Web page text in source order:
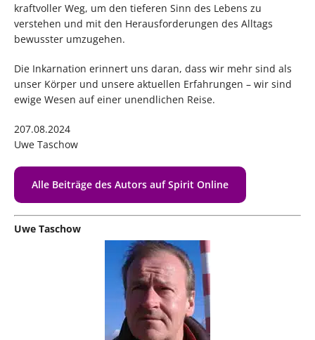
kraftvoller Weg, um den tieferen Sinn des Lebens zu
verstehen und mit den Herausforderungen des Alltags
bewusster umzugehen.
Die Inkarnation erinnert uns daran, dass wir mehr sind als
unser Körper und unsere aktuellen Erfahrungen – wir sind
ewige Wesen auf einer unendlichen Reise.
207.08.2024
Uwe Taschow
Alle Beiträge des Autors auf Spirit Online
Uwe Taschow